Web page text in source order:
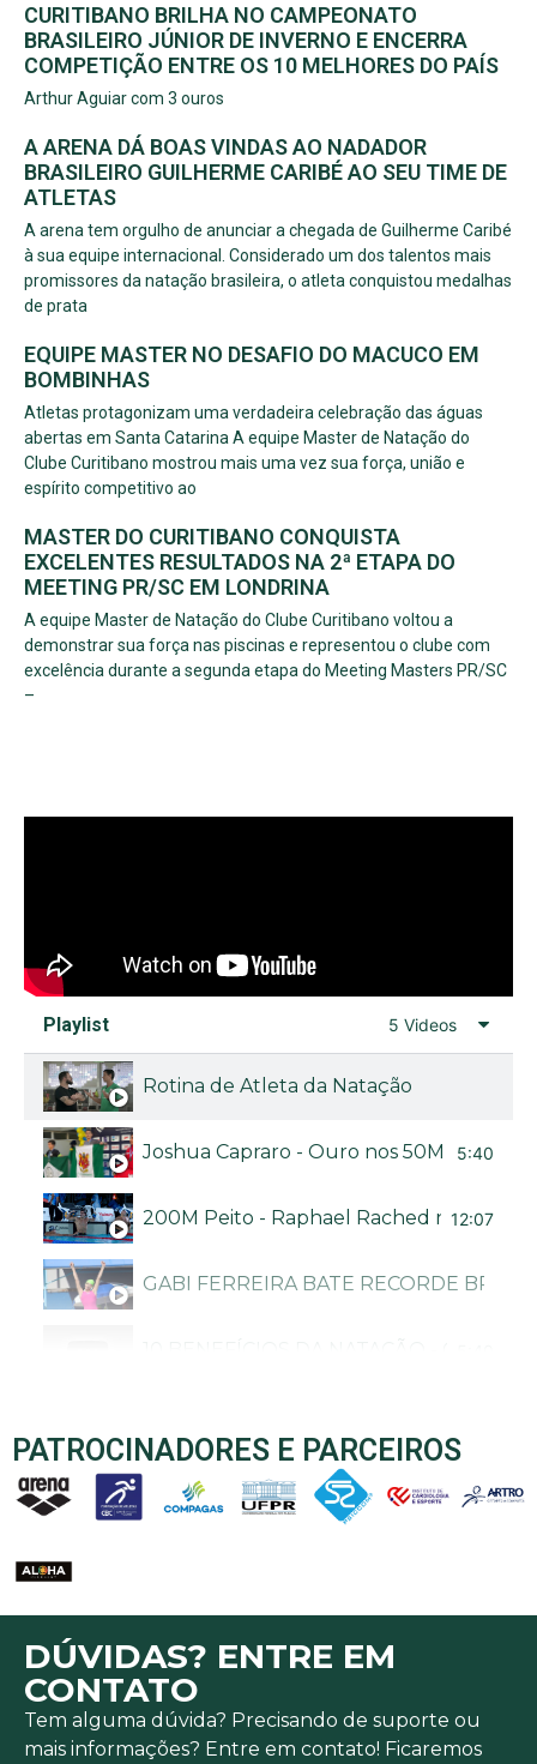
CURITIBANO BRILHA NO CAMPEONATO
BRASILEIRO JÚNIOR DE INVERNO E ENCERRA
COMPETIÇÃO ENTRE OS 10 MELHORES DO PAÍS
Arthur Aguiar com 3 ouros
A ARENA DÁ BOAS VINDAS AO NADADOR
BRASILEIRO GUILHERME CARIBÉ AO SEU TIME DE
ATLETAS
A arena tem orgulho de anunciar a chegada de Guilherme Caribé
à sua equipe internacional. Considerado um dos talentos mais
promissores da natação brasileira, o atleta conquistou medalhas
de prata
EQUIPE MASTER NO DESAFIO DO MACUCO EM
BOMBINHAS
Atletas protagonizam uma verdadeira celebração das águas
abertas em Santa Catarina A equipe Master de Natação do
Clube Curitibano mostrou mais uma vez sua força, união e
espírito competitivo ao
MASTER DO CURITIBANO CONQUISTA
EXCELENTES RESULTADOS NA 2ª ETAPA DO
MEETING PR/SC EM LONDRINA
A equipe Master de Natação do Clube Curitibano voltou a
demonstrar sua força nas piscinas e representou o clube com
excelência durante a segunda etapa do Meeting Masters PR/SC
–
Playlist 5 Videos
Rotina de Atleta da Natação
Joshua Capraro - Ouro nos 50M livre no
5:40
200M Peito - Raphael Rached no Troféu
12:07
GABI FERREIRA BATE RECORDE
PATROCINADORES E PARCEIROS
DÚVIDAS? ENTRE EM
CONTATO
Tem alguma dúvida? Precisando de suporte ou
mais informações? Entre em contato! Ficaremos